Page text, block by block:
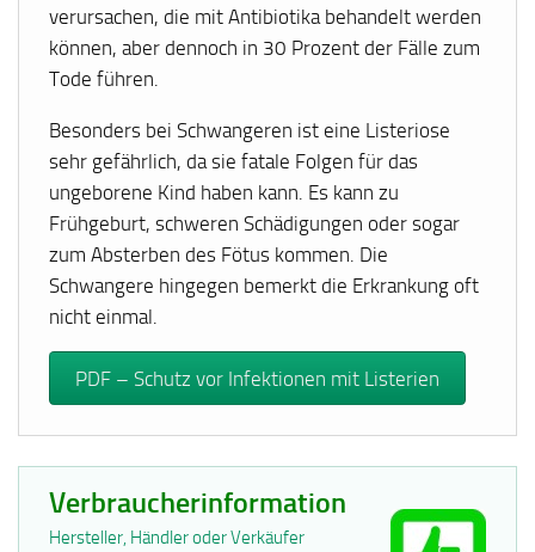
verursachen, die mit Antibiotika behandelt werden
können, aber dennoch in 30 Prozent der Fälle zum
Tode führen.
Besonders bei Schwangeren ist eine Listeriose
sehr gefährlich, da sie fatale Folgen für das
ungeborene Kind haben kann. Es kann zu
Frühgeburt, schweren Schädigungen oder sogar
zum Absterben des Fötus kommen. Die
Schwangere hingegen bemerkt die Erkrankung oft
nicht einmal.
PDF – Schutz vor Infektionen mit Listerien
Verbraucherinformation
Hersteller, Händler oder Verkäufer